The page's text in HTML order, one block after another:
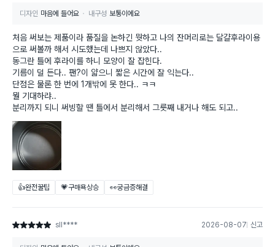
디자인 마음에 들어요 내구성 보통이에요
처음 써보는 제품이라 품질을 논하긴 뭣하고 나의 잔머리로는 달걀후라이용
으로 써볼까 해서 시도했는데 나쁘지 않았다..
동그란 틀에 후라이를 하니 모양이 잘 잡힌다.
기름이 덜 든다.. 팬?이 얇으니 짧은 시간에 잘 익는다..
단점은 물론 한 번에 1개밖에 못 한다.. ㅋㅋ
뭘 기대하랴..
분리까지 되니 써빙할 땐 틀에서 분리해서 그릇째 내거나 해도 되고..
👍완전꿀팁 💗구매욕상승 👀궁금증해결
별점 5점 sll**** 2026-08-07 신고